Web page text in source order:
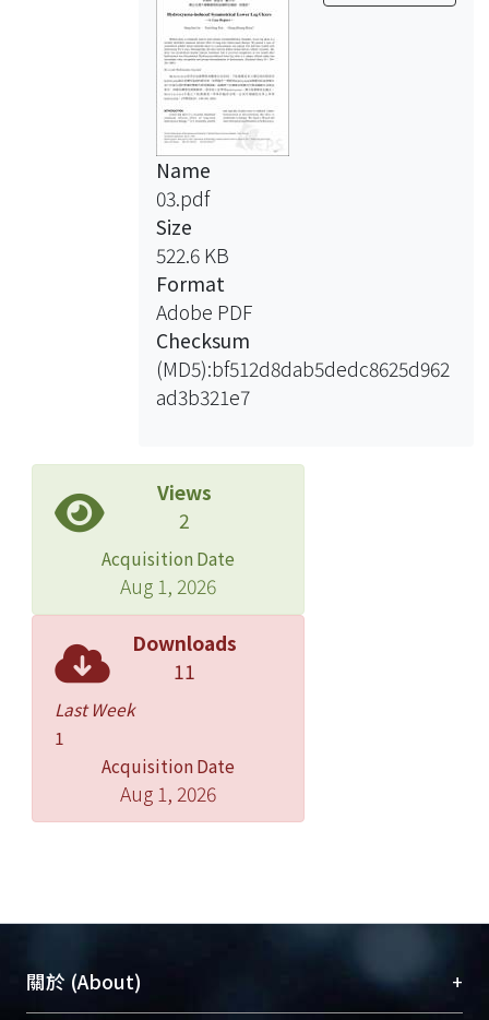
Name
03.pdf
Size
522.6 KB
Format
Adobe PDF
Checksum
(MD5):bf512d8dab5dedc8625d962
ad3b321e7
Views
2
Acquisition Date
Aug 1, 2026
Downloads
11
Last Week
1
Acquisition Date
Aug 1, 2026
關於 (About) +